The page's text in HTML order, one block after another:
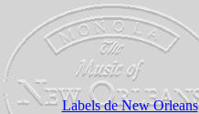
Labels de New Orleans